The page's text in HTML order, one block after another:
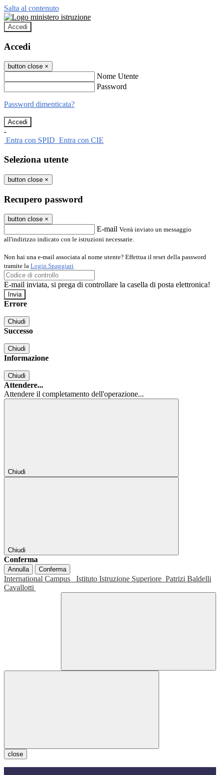
Salta al contenuto
Accedi
Accedi
button close ×
Nome Utente
Password
Password dimenticata?
-
Entra con SPID Entra con CIE
Seleziona utente
button close ×
Recupero password
button close ×
E-mail Verrà inviato un messaggio
all'indirizzo indicato con le istruzioni necessarie.
Non hai una e-mail associata al nome utente? Effettua il reset della password
tramite la Login Spaggiari
E-mail inviata, si prega di controllare la casella di posta elettronica!
Errore
Chiudi
Successo
Chiudi
Informazione
Chiudi
Attendere...
Attendere il completamento dell'operazione...
Chiudi
Chiudi
Conferma
Annulla Conferma
International Campus Istituto Istruzione Superiore Patrizi Baldelli
Cavallotti
close